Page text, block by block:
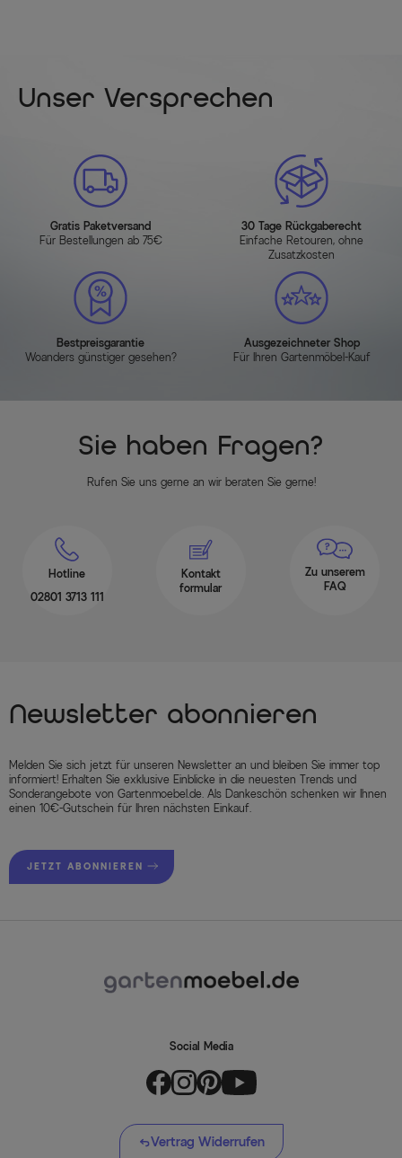
Unser Versprechen
Gratis Paketversand
Für Bestellungen ab 75€
30 Tage Rückgaberecht
Einfache Retouren, ohne
Zusatzkosten
Bestpreisgarantie
Woanders günstiger gesehen?
Ausgezeichneter Shop
Für Ihren Gartenmöbel-Kauf
Sie haben Fragen?
Rufen Sie uns gerne an wir beraten Sie gerne!
Hotline
02801 3713 111
Kontakt
formular
Zu unserem
FAQ
Newsletter abonnieren
Melden Sie sich jetzt für unseren Newsletter an und bleiben Sie immer top
informiert! Erhalten Sie exklusive Einblicke in die neuesten Trends und
Sonderangebote von Gartenmoebel.de. Als Dankeschön schenken wir Ihnen
einen 10€-Gutschein für Ihren nächsten Einkauf.
JETZT ABONNIEREN
Social Media
Vertrag Widerrufen